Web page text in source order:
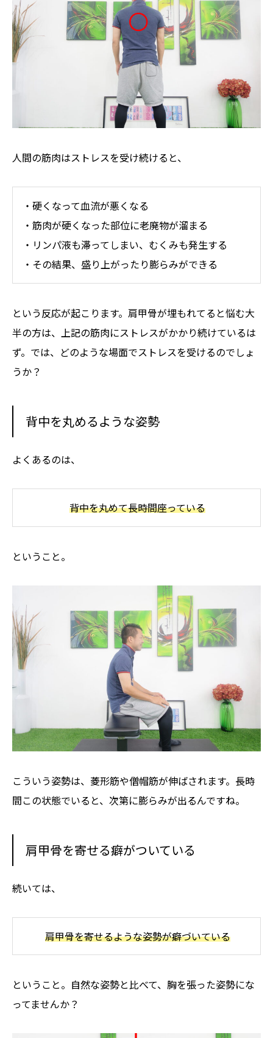
人間の筋肉はストレスを受け続けると、
・硬くなって血流が悪くなる
・筋肉が硬くなった部位に老廃物が溜まる
・リンパ液も滞ってしまい、むくみも発生する
・その結果、盛り上がったり膨らみができる
という反応が起こります。肩甲骨が埋もれてると悩む大
半の方は、上記の筋肉にストレスがかかり続けているは
ず。では、どのような場面でストレスを受けるのでしょ
うか？
背中を丸めるような姿勢
よくあるのは、
背中を丸めて長時間座っている
ということ。
こういう姿勢は、菱形筋や僧帽筋が伸ばされます。長時
間この状態でいると、次第に膨らみが出るんですね。
肩甲骨を寄せる癖がついている
続いては、
肩甲骨を寄せるような姿勢が癖づいている
ということ。自然な姿勢と比べて、胸を張った姿勢にな
ってませんか？